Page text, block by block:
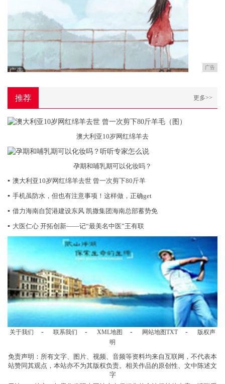
广告
推荐 更多>>
澳大利亚10岁网红绵羊去
孕期和哺乳期可以化妆吗？
▪ 澳大利亚10岁网红绵羊去世 曾一次剪下80斤羊
▪ 手机虽防水，但也有注意事项！这样做，正确get
▪ 借力海南自贸港建设东风 凯撒集团海南总部蓄势免
▪ 大医仁心 开拓创新——记“最美名中医”王有联
关于我们 - 联系我们 - XML地图 - 网站地图TXT -
版权声
明
免责声明：所有文字、图片、视频、音频等资料均来自互联网，不代表本
站赞同其观点，本站亦不为其版权负责。相关作品的原创性、文中陈述文
字